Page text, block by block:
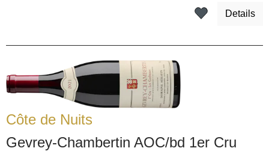
Details
Côte de Nuits
Gevrey-Chambertin AOC/bd 1er Cru